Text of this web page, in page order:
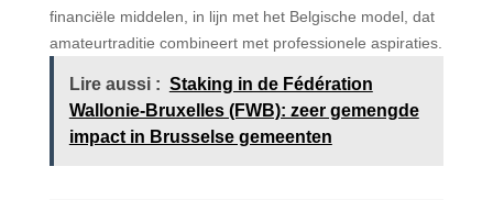
financiële middelen, in lijn met het Belgische model, dat
amateurtraditie combineert met professionele aspiraties.
Lire aussi : Staking in de Fédération
Wallonie-Bruxelles (FWB): zeer gemengde
impact in Brusselse gemeenten